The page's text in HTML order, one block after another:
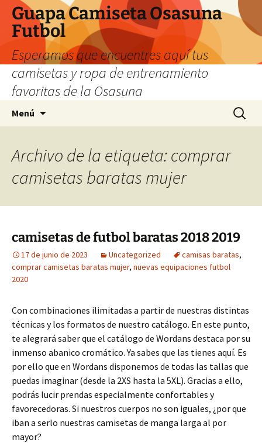
Guapa Camiseta Osasuna
Futbol
Esperamos que encuentres aquí tus
camisetas y ropa de entrenamiento
favoritas de la Osasuna
Menú Buscar:
Archivo de la etiqueta: comprar
camisetas baratas mujer
camisetas de futbol baratas 2018 2019
17 de junio de 2023 Uncategorized camisas baratas,
comprar camisetas baratas mujer, nuevas equipaciones futbol
2020
Con combinaciones ilimitadas a partir de nuestras distintas
técnicas y los formatos de nuestro catálogo. En este punto,
te alegrará saber que el catálogo de Wordans destaca por su
inmenso abanico cromático. Ya sabes que las tienes aquí. Es
por ello que en Wordans disponemos de todas las tallas que
puedas imaginar (desde la 2XS hasta la 5XL). Gracias a ello,
podrás lucir prendas especialmente confortables y
favorecedoras. Si nuestros cuerpos no son iguales, ¿por que
iban a serlo nuestras camisetas de manga larga al por
mayor?